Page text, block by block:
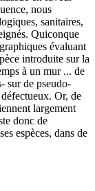
nous
sanitaires,
Quiconque
évaluant
introduite sur la
à un mur ... de
sur de pseudo-
Or, de
largement
donc de
espèces, dans de